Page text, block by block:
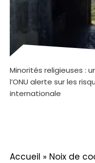
Minorités religieuses :
l’ONU alerte sur les
internationale
Accueil » Noix de